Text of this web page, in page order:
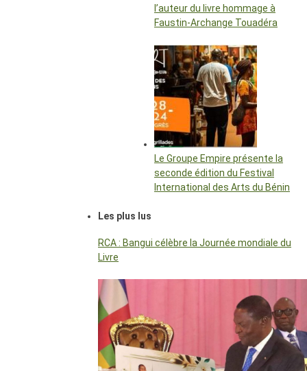
l’auteur du livre hommage à
Faustin-Archange Touadéra
Le Groupe Empire présente la
seconde édition du Festival
International des Arts du Bénin
Les plus lus
RCA : Bangui célèbre la Journée mondiale du
Livre